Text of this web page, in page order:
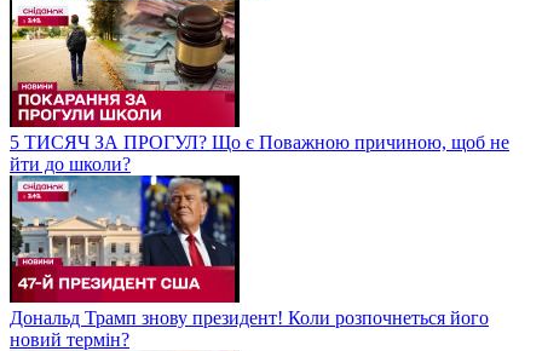
5 ТИСЯЧ ЗА ПРОГУЛ? Що є Поважною причиною, щоб не
йти до школи?
Дональд Трамп знову президент! Коли розпочнеться його
новий термін?